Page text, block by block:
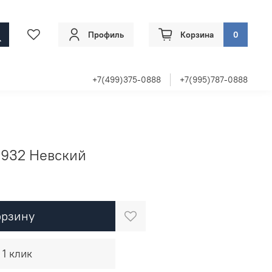
Профиль Корзина 0
+7(499)375-0888 +7(995)787-0888
Невский
клик